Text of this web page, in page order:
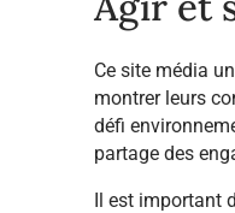
Ce site média
montrer leurs
défi
partage des
Il est important